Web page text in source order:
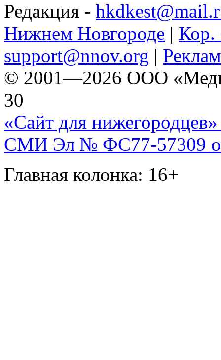
Редакция -
Нижнем Новгороде | Кор.
support@nnov.org |
© 2001—2026 ООО
30
«Сайт для нижегородцев»
СМИ Эл № ФС77-57309
Главная колонка: 16+